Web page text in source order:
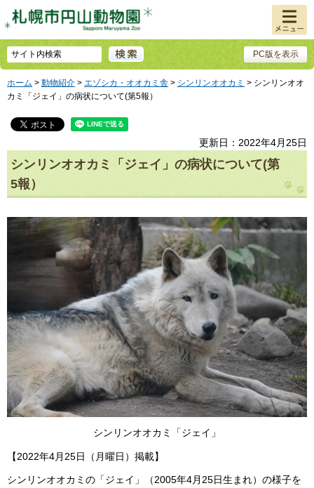
PC版を表示
メニュ
ー
ホーム > 動物紹介 > エゾシカ・オオカミ舎 > シンリンオオカミ > シンリンオオ
カミ「ジェイ」の病状について(第5報）
更新日：2022年4月25日
シンリンオオカミ「ジェイ」の病状について(第
5報）
シンリンオオカミ「ジェイ」
【2022年4月25日（月曜日）掲載】
シンリンオオカミの「ジェイ」（2005年4月25日生まれ）の様子を